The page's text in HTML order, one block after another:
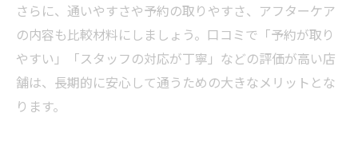
さらに、通いやすさや予約の取りやすさ、アフターケア
の内容も比較材料にしましょう。口コミで「予約が取り
やすい」「スタッフの対応が丁寧」などの評価が高い店
舗は、長期的に安心して通うための大きなメリットとな
ります。